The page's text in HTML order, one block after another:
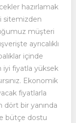
hazırlamak
sitemizden
müşteri
ayrıcalıklı
içinde
iyi fiyatla yüksek
Ekonomik
fiyatlarla
dört bir yanında
bütçe dostu